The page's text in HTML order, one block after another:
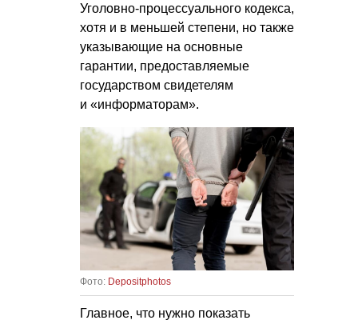
Уголовно-процессуального кодекса,
хотя и в меньшей степени, но также
указывающие на основные
гарантии, предоставляемые
государством свидетелям
и «информаторам».
Фото: Depositphotos
Главное, что нужно показать